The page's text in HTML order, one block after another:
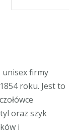
unisex firmy
roku. Jest to
oraz szyk
i